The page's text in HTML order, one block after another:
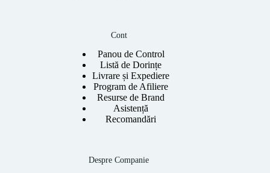
Cont
Panou de Control
Listă de Dorințe
Livrare și Expediere
Program de Afiliere
Resurse de Brand
Asistență
Recomandări
Despre Companie